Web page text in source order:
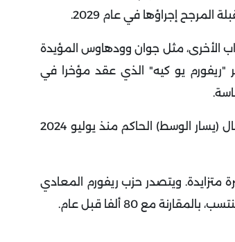
إجراؤها في عام 2029
.
الأخرى، مثل جوان وودهاوس المؤيدة
"ريفورم يو كيه" الذي عقد مؤخرا في
.
يستقطب حزب "ريفورم" الذي خلف "حزب بريكست" مؤيدين جددا فيما تتراجع شعبية حزب العمال (يسار الوسط) الحاكم منذ يوليو 2024
متزايدة. ويتصدر حزب ريفورم المعادي
.